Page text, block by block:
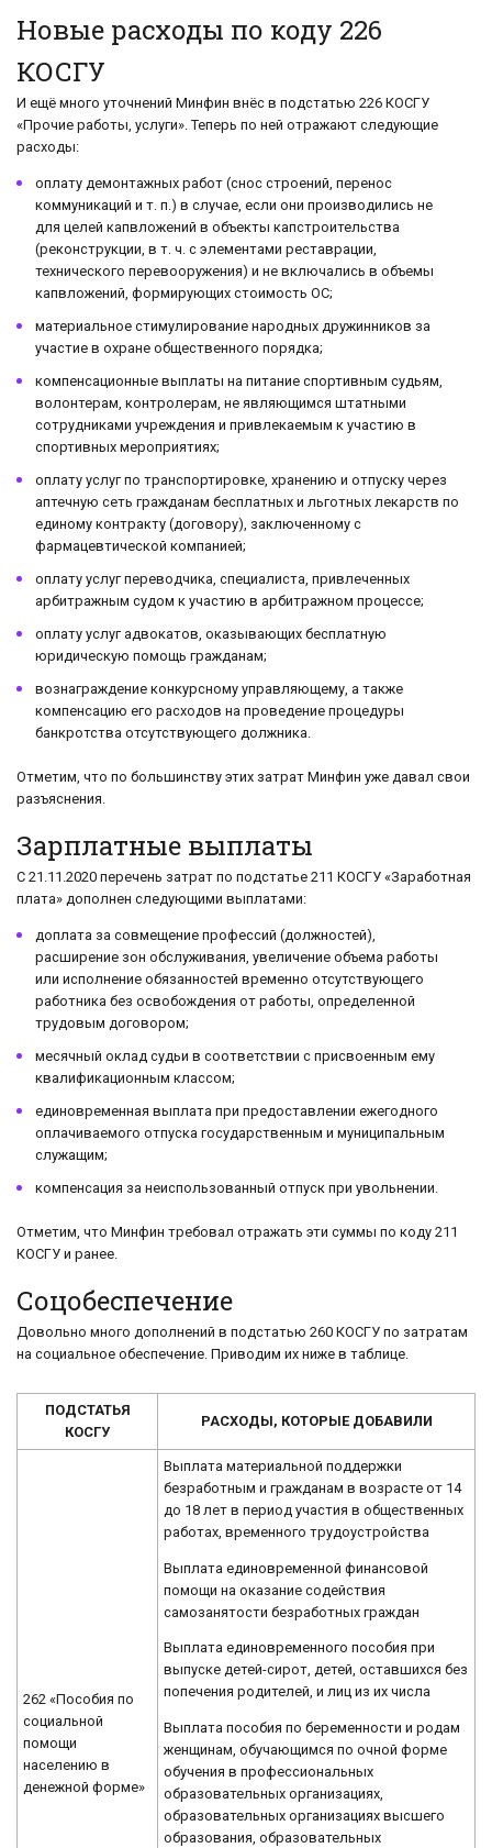
Новые расходы по коду 226
КОСГУ
И ещё много уточнений Минфин внёс в подстатью 226 КОСГУ
«Прочие работы, услуги». Теперь по ней отражают следующие
расходы:
оплату демонтажных работ (снос строений, перенос
коммуникаций и т. п.) в случае, если они производились не
для целей капвложений в объекты капстроительства
(реконструкции, в т. ч. с элементами реставрации,
технического перевооружения) и не включались в объемы
капвложений, формирующих стоимость ОС;
материальное стимулирование народных дружинников за
участие в охране общественного порядка;
компенсационные выплаты на питание спортивным судьям,
волонтерам, контролерам, не являющимся штатными
сотрудниками учреждения и привлекаемым к участию в
спортивных мероприятиях;
оплату услуг по транспортировке, хранению и отпуску через
аптечную сеть гражданам бесплатных и льготных лекарств по
единому контракту (договору), заключенному с
фармацевтической компанией;
оплату услуг переводчика, специалиста, привлеченных
арбитражным судом к участию в арбитражном процессе;
оплату услуг адвокатов, оказывающих бесплатную
юридическую помощь гражданам;
вознаграждение конкурсному управляющему, а также
компенсацию его расходов на проведение процедуры
банкротства отсутствующего должника.
Отметим, что по большинству этих затрат Минфин уже давал свои
разъяснения.
Зарплатные выплаты
С 21.11.2020 перечень затрат по подстатье 211 КОСГУ «Заработная
плата» дополнен следующими выплатами:
доплата за совмещение профессий (должностей),
расширение зон обслуживания, увеличение объема работы
или исполнение обязанностей временно отсутствующего
работника без освобождения от работы, определенной
трудовым договором;
месячный оклад судьи в соответствии с присвоенным ему
квалификационным классом;
единовременная выплата при предоставлении ежегодного
оплачиваемого отпуска государственным и муниципальным
служащим;
компенсация за неиспользованный отпуск при увольнении.
Отметим, что Минфин требовал отражать эти суммы по коду 211
КОСГУ и ранее.
Соцобеспечение
Довольно много дополнений в подстатью 260 КОСГУ по затратам
на социальное обеспечение. Приводим их ниже в таблице.
ПОДСТАТЬЯ
КОСГУ
РАСХОДЫ, КОТОРЫЕ ДОБАВИЛИ
262 «Пособия по
социальной
помощи
населению в
денежной форме»
Выплата материальной поддержки
безработным и гражданам в возрасте от 14
до 18 лет в период участия в общественных
работах, временного трудоустройства
Выплата единовременной финансовой
помощи на оказание содействия
самозанятости безработных граждан
Выплата единовременного пособия при
выпуске детей-сирот, детей, оставшихся без
попечения родителей, и лиц из их числа
Выплата пособия по беременности и родам
женщинам, обучающимся по очной форме
обучения в профессиональных
образовательных организациях,
образовательных организациях высшего
образования, образовательных